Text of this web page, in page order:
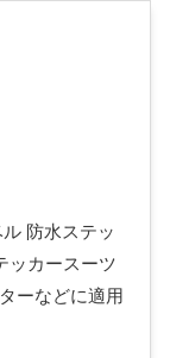
防水ステッ
ッカースーツ
ーなどに適用